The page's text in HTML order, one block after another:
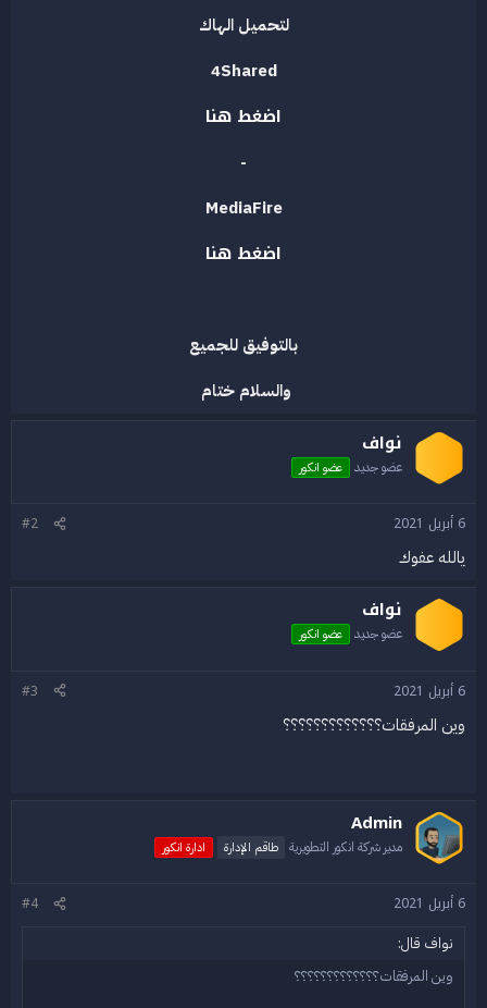
لتحميل الهاك
4Shared
اضغط هنا
-
MediaFire
اضغط هنا
بالتوفيق للجميع
والسلام ختام
نواف
عضو جديد عضو انكور
6 أبريل 2021
#2
يالله عفوك
نواف
عضو جديد عضو انكور
6 أبريل 2021
#3
وين المرفقات؟؟؟؟؟؟؟؟؟؟؟؟؟
Admin
مدير شركة انكور التطويرية طاقم الإدارة ادارة انكور
6 أبريل 2021 #4
نواف قال:
وين المرفقات؟؟؟؟؟؟؟؟؟؟؟؟؟